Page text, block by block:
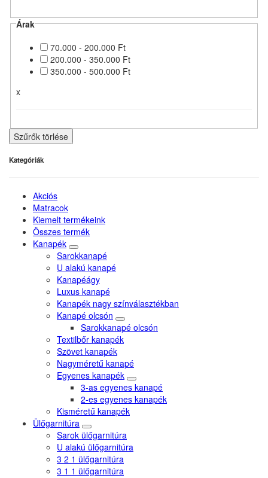
Árak
70.000 - 200.000 Ft
200.000 - 350.000 Ft
350.000 - 500.000 Ft
x
Szűrők törlése
Kategóriák
Akciós
Matracok
Kiemelt termékeink
Összes termék
Kanapék
Sarokkanapé
U alakú kanapé
Kanapéágy
Luxus kanapé
Kanapék nagy színválasztékban
Kanapé olcsón
Sarokkanapé olcsón
Textilbőr kanapék
Szövet kanapék
Nagyméretű kanapé
Egyenes kanapék
3-as egyenes kanapé
2-es egyenes kanapék
Kisméretű kanapék
Ülőgarnitúra
Sarok ülőgarnitúra
U alakú ülőgarnitúra
3 2 1 ülőgarnitúra
3 1 1 ülőgarnitúra